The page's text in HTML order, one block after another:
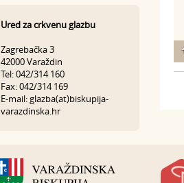
Ured za crkvenu glazbu
Zagrebačka 3
42000 Varaždin
Tel: 042/314 160
Fax: 042/314 169
E-mail: glazba(at)biskupija-
varazdinska.hr